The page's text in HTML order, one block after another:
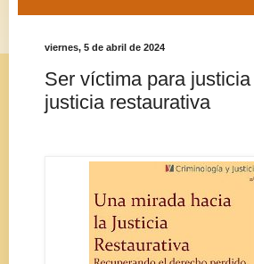
viernes, 5 de abril de 2024
Ser víctima para
justicia restaurativa